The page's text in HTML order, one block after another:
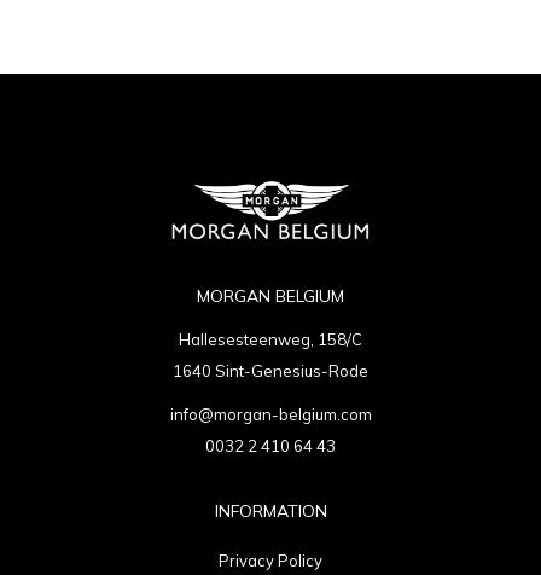
MORGAN BELGIUM
Hallesesteenweg, 158/C
1640 Sint-Genesius-Rode
info@morgan-belgium.com
0032 2 410 64 43
INFORMATION
Privacy Policy